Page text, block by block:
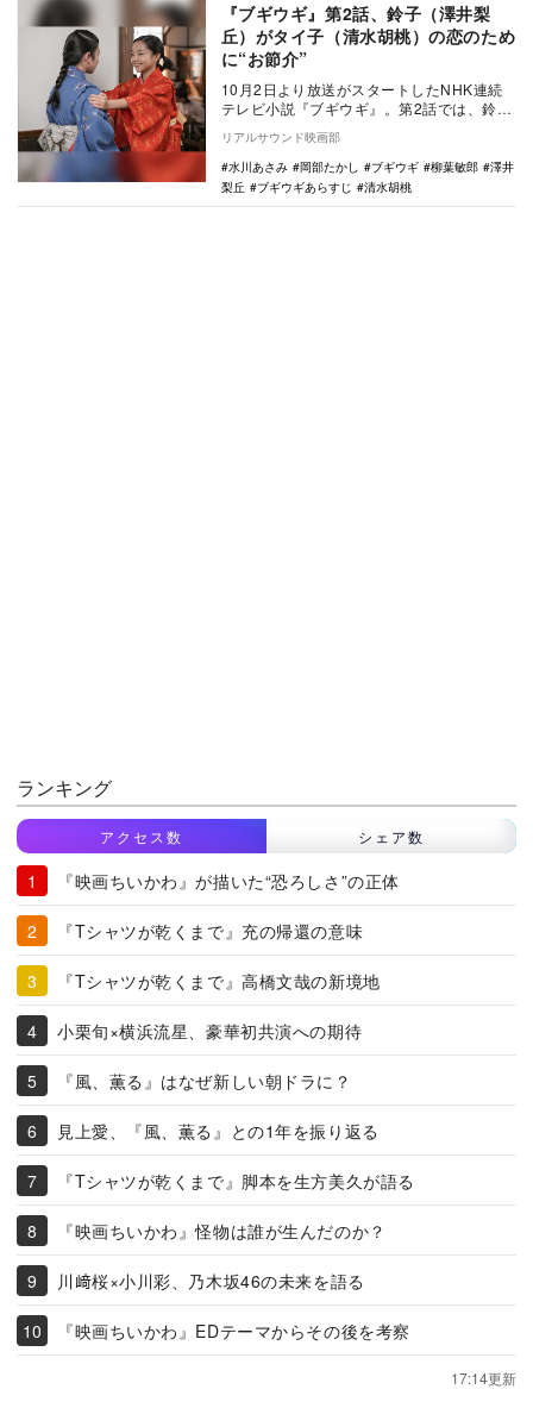
『ブギウギ』第2話、鈴子（澤井梨
丘）がタイ子（清水胡桃）の恋のため
に“お節介”
10月2日より放送がスタートしたNHK連続
テレビ小説『ブギウギ』。第2話では、鈴子
（澤井梨丘）がタイ子（清水胡桃）のため
に“お節…
リアルサウンド映画部
水川あさみ
岡部たかし ブギウギ 柳葉敏郎
澤井
梨丘
ブギウギあらすじ 清水胡桃
ランキング
アクセス数 シェア数
『映画ちいかわ』が描いた“恐ろしさ”の正体
『Tシャツが乾くまで』充の帰還の意味
『Tシャツが乾くまで』高橋文哉の新境地
小栗旬×横浜流星、豪華初共演への期待
『風、薫る』はなぜ新しい朝ドラに？
見上愛、『風、薫る』との1年を振り返る
『Tシャツが乾くまで』脚本を生方美久が語る
『映画ちいかわ』怪物は誰が生んだのか？
川﨑桜×小川彩、乃木坂46の未来を語る
『映画ちいかわ』EDテーマからその後を考察
17:14更新